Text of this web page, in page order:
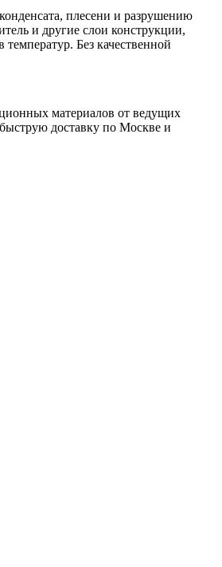
плесени и разрушению
и другие слои конструкции,
Без качественной
материалов от ведущих
доставку по Москве и